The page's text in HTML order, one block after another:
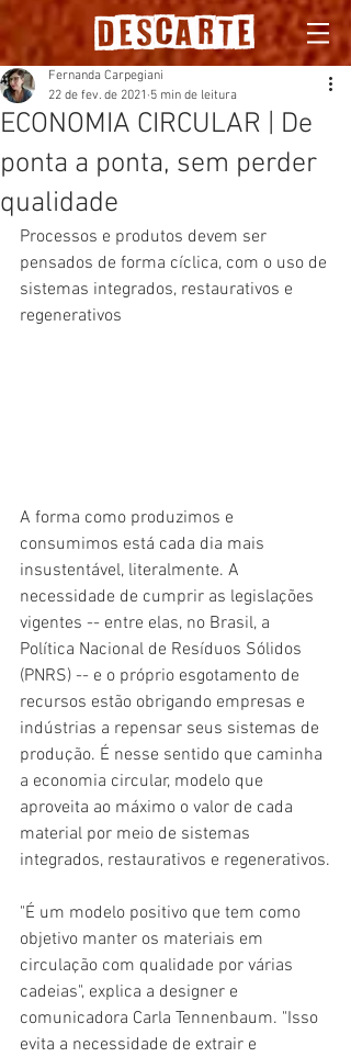
ECONOMIA CIRCULAR | De
ponta a ponta, sem perder
qualidade
Fernanda Carpegiani
22 de fev. de 2021 5 min de leitura
Processos e produtos devem ser
pensados de forma cíclica, com o uso de
sistemas integrados, restaurativos e
regenerativos
A forma como produzimos e
consumimos está cada dia mais
insustentável, literalmente. A
necessidade de cumprir as legislações
vigentes -- entre elas, no Brasil, a
Política Nacional de Resíduos Sólidos
(PNRS) -- e o próprio esgotamento de
recursos estão obrigando empresas e
indústrias a repensar seus sistemas de
produção. É nesse sentido que caminha
a economia circular, modelo que
aproveita ao máximo o valor de cada
material por meio de sistemas
integrados, restaurativos e regenerativos.
"É um modelo positivo que tem como
objetivo manter os materiais em
circulação com qualidade por várias
cadeias", explica a designer e
comunicadora Carla Tennenbaum. "Isso
evita a necessidade de extrair e